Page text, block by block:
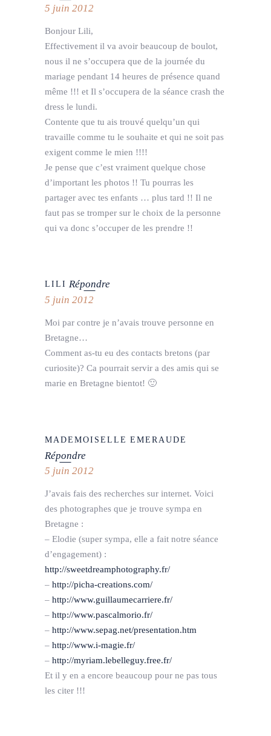
5 juin 2012
Bonjour Lili,
Effectivement il va avoir beaucoup de boulot,
nous il ne s’occupera que de la journée du
mariage pendant 14 heures de présence quand
même !!! et Il s’occupera de la séance crash the
dress le lundi.
Contente que tu ais trouvé quelqu’un qui
travaille comme tu le souhaite et qui ne soit pas
exigent comme le mien !!!!
Je pense que c’est vraiment quelque chose
d’important les photos !! Tu pourras les
partager avec tes enfants … plus tard !! Il ne
faut pas se tromper sur le choix de la personne
qui va donc s’occuper de les prendre !!
LILI Répondre
5 juin 2012
Moi par contre je n’avais trouve personne en
Bretagne…
Comment as-tu eu des contacts bretons (par
curiosite)? Ca pourrait servir a des amis qui se
marie en Bretagne bientot! 🙂
MADEMOISELLE EMERAUDE
Répondre
5 juin 2012
J’avais fais des recherches sur internet. Voici
des photographes que je trouve sympa en
Bretagne :
– Elodie (super sympa, elle a fait notre séance
d’engagement) :
http://sweetdreamphotography.fr/
– http://picha-creations.com/
– http://www.guillaumecarriere.fr/
– http://www.pascalmorio.fr/
– http://www.sepag.net/presentation.htm
– http://www.i-magie.fr/
– http://myriam.lebelleguy.free.fr/
Et il y en a encore beaucoup pour ne pas tous
les citer !!!